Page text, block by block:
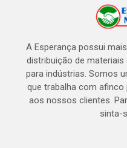
A Esperança possui
distribuição de
para indústrias. Somos
que trabalha com
aos nossos clientes.
sinta-